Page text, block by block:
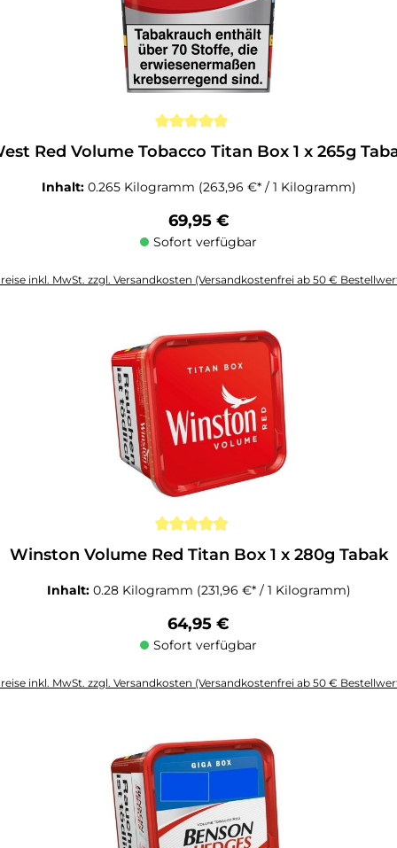
Red Volume Tobacco Titan Box 1 x 265g
Inhalt: 0.265 Kilogramm (263,96 €* / 1 Kilogramm)
Regulärer Preis:
69,95 €
Sofort verfügbar
inkl. MwSt. zzgl. Versandkosten (Versandkostenfrei ab 50 €
Winston Volume Red Titan Box 1 x 280g Tabak
Inhalt: 0.28 Kilogramm (231,96 €* / 1 Kilogramm)
Regulärer Preis:
64,95 €
Sofort verfügbar
inkl. MwSt. zzgl. Versandkosten (Versandkostenfrei ab 50 €